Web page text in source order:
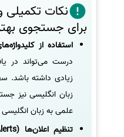
نکات تکمیلی
برای جستجوی
استفاده از
درست می‌تواند در
زیادی داشته باشد.
زبان انگلیسی نیز
علمی به زبان
تنظیم اعلان‌ها (Alerts)